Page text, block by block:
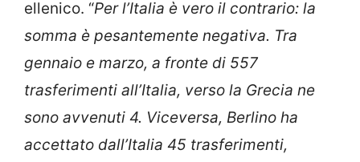
ellenico. “Per l’Italia è vero il contrario: la
somma è pesantemente negativa. Tra
gennaio e marzo, a fronte di 557
trasferimenti all’Italia, verso la Grecia ne
sono avvenuti 4. Viceversa, Berlino ha
accettato dall’Italia 45 trasferimenti,